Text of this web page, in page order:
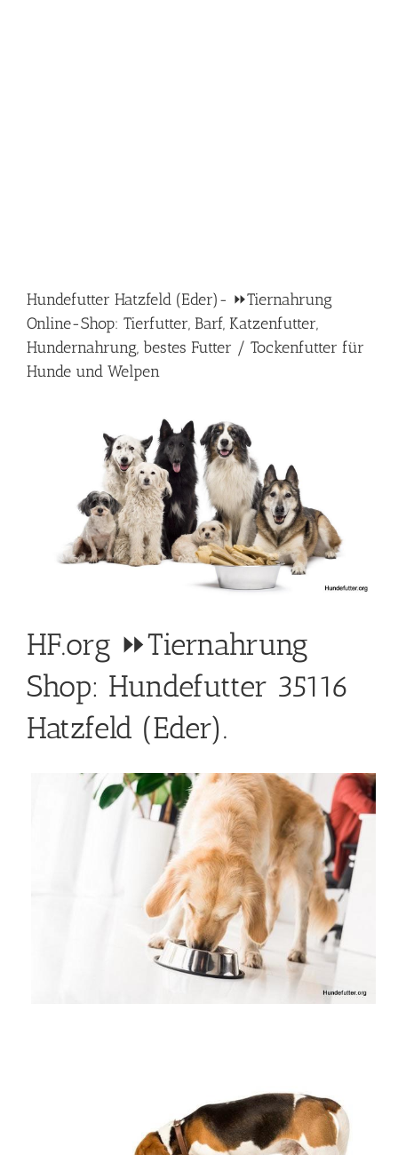
Hundefutter Hatzfeld (Eder)- ⏩Tiernahrung
Online-Shop: Tierfutter, Barf, Katzenfutter,
Hundernahrung, bestes Futter / Tockenfutter für
Hunde und Welpen
HF.org ⏩Tiernahrung
Shop: Hundefutter 35116
Hatzfeld (Eder).